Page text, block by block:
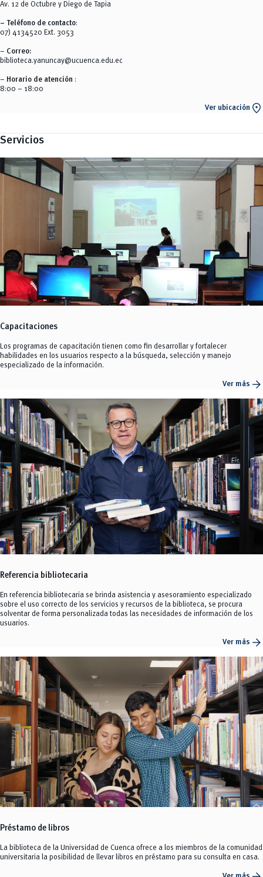
Av. 12 de Octubre y Diego de Tapia
– Teléfono de contacto:
07) 4134520 Ext. 3053
– Correo:
biblioteca.yanuncay@ucuenca.edu.ec
– Horario de atención :
8:00 – 18:00
Ver ubicación location_on
Servicios
Capacitaciones
Los programas de capacitación tienen como fin desarrollar y fortalecer
habilidades en los usuarios respecto a la búsqueda, selección y manejo
especializado de la información.
Ver más arrow_forward
Referencia bibliotecaria
En referencia bibliotecaria se brinda asistencia y asesoramiento especializado
sobre el uso correcto de los servicios y recursos de la biblioteca, se procura
solventar de forma personalizada todas las necesidades de información de los
usuarios.
Ver más arrow_forward
Préstamo de libros
La biblioteca de la Universidad de Cuenca ofrece a los miembros de la comunidad
universitaria la posibilidad de llevar libros en préstamo para su consulta en casa.